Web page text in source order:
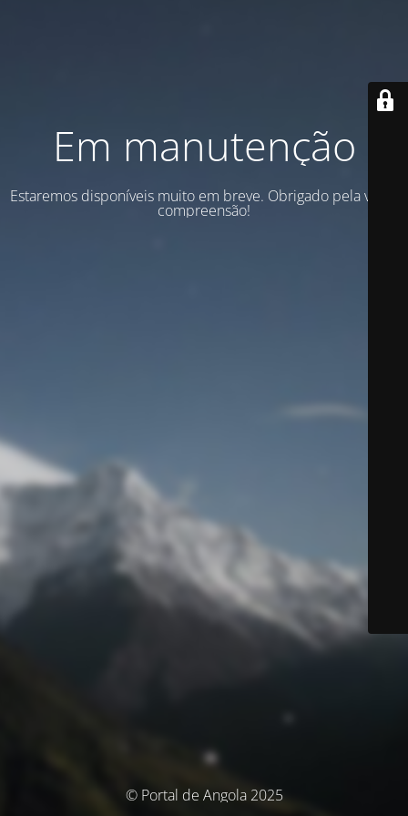
Em manutenção
Estaremos disponíveis muito em breve. Obrigado pela vossa
compreensão!
© Portal de Angola 2025